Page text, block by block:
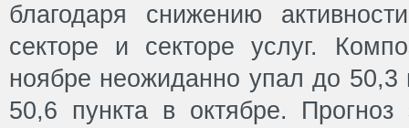
благодаря снижению
секторе и секторе услуг.
ноябре неожиданно упал до 50,3
50,6 пункта в октябре. Прогноз